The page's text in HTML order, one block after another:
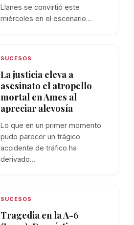
Llanes se convirtió este
miércoles en el escenario…
SUCESOS
La justicia eleva a
asesinato el atropello
mortal en Ames al
apreciar alevosía
Lo que en un primer momento
pudo parecer un trágico
accidente de tráfico ha
derivado…
SUCESOS
Tragedia en la A-6